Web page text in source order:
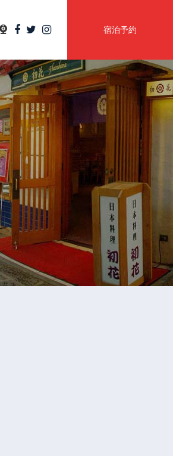
ウェブカメラ
Facebook
TwitterInstagram 宿泊予約